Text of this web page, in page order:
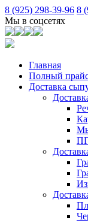
8 (925) 298-39-96 8
Мы в соцсетях
Главная
Полный
Доставка